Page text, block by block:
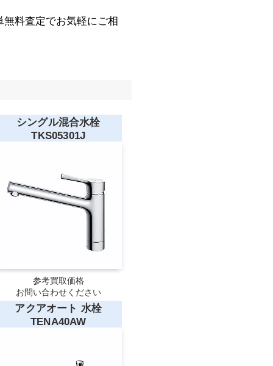
料査定でお気軽にご相
シングル混合水栓
TKS05301J
参考買取価格
お問い合わせください
アクアオート 水栓
TENA40AW